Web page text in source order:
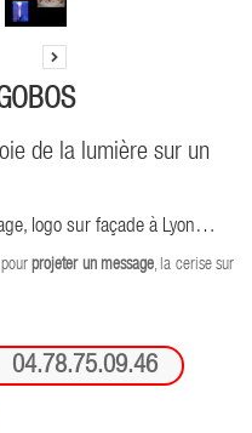
de la lumière sur un
logo sur façade à Lyon…
projeter un message, la cerise sur
04.78.75.09.46